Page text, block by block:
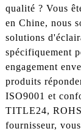
qualité ? Vous
en Chine, nous
solutions
spécifiquement
engagement
produits
ISO9001 et
TITLE24,
fournisseur,